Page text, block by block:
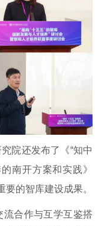
院还发布了《“知中
南开方案和实践》
要的智库建设成果。
合作与互学互鉴搭